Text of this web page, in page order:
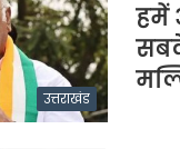
उत्तराखंड
हमें